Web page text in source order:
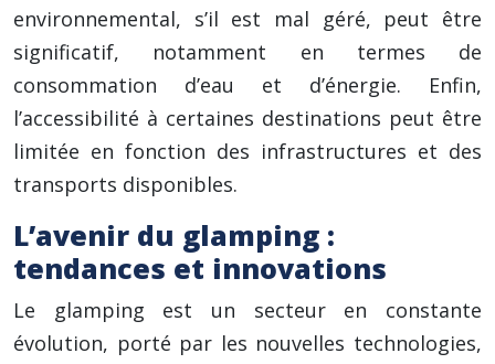
environnemental, s’il est mal géré, peut être
significatif, notamment en termes de
consommation d’eau et d’énergie. Enfin,
l’accessibilité à certaines destinations peut être
limitée en fonction des infrastructures et des
transports disponibles.
L’avenir du glamping :
tendances et innovations
Le glamping est un secteur en constante
évolution, porté par les nouvelles technologies,